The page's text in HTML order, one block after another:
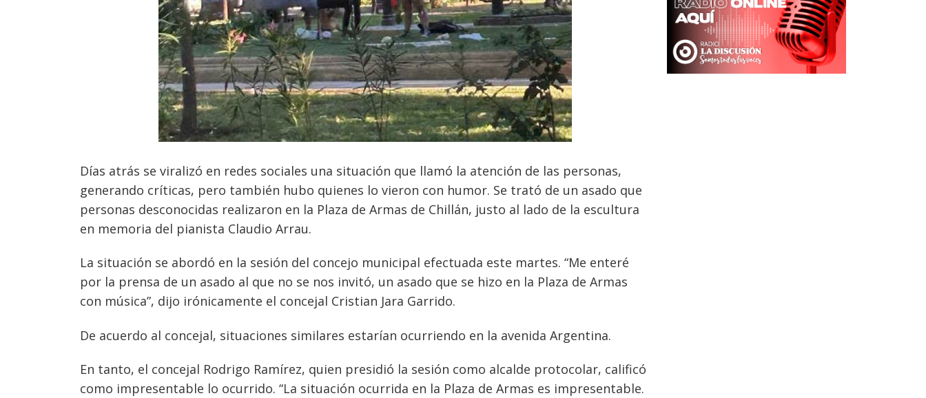
Días atrás se viralizó en redes sociales una situación que llamó la atención de las personas,
generando críticas, pero también hubo quienes lo vieron con humor. Se trató de un asado que
personas desconocidas realizaron en la Plaza de Armas de Chillán, justo al lado de la escultura
en memoria del pianista Claudio Arrau.
La situación se abordó en la sesión del concejo municipal efectuada este martes. “Me enteré
por la prensa de un asado al que no se nos invitó, un asado que se hizo en la Plaza de Armas
con música”, dijo irónicamente el concejal Cristian Jara Garrido.
De acuerdo al concejal, situaciones similares estarían ocurriendo en la avenida Argentina.
En tanto, el concejal Rodrigo Ramírez, quien presidió la sesión como alcalde protocolar, calificó
como impresentable lo ocurrido. “La situación ocurrida en la Plaza de Armas es impresentable.